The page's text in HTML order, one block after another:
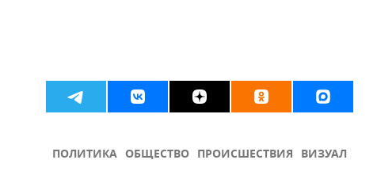
ПОЛИТИКА ОБЩЕСТВО ПРОИСШЕСТВИЯ ВИЗУАЛ